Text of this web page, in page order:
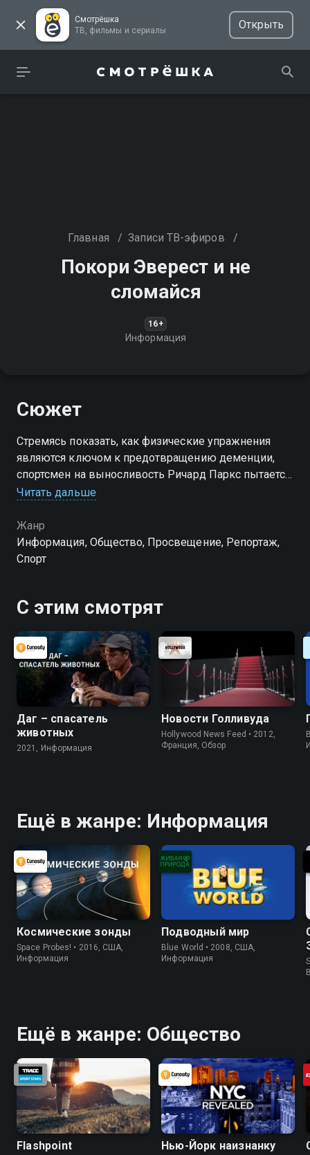
Смотрёшка
ТВ, фильмы и сериалы
Открыть
Главная / Записи ТВ-эфиров /
Покори Эверест и не
сломайся
16+
Информация
Сюжет
Стремясь показать, как физические упражнения
являются ключом к предотвращению деменции,
спортсмен на выносливость Ричард Паркс пытается
подняться на Эверест без дополнительного
Читать дальше
Жанр
Информация, Общество, Просвещение, Репортаж,
Спорт
С этим смотрят
Даг – спасатель
животных
2021, Информация
Новости Голливуда
Hollywood News Feed • 2012,
Франция, Обзор
Ещё в жанре: Информация
Космические зонды
Space Probes! • 2016, США,
Информация
Подводный мир
Blue World • 2008, США,
Информация
Ещё в жанре: Общество
Flashpoint Нью-Йорк наизнанку